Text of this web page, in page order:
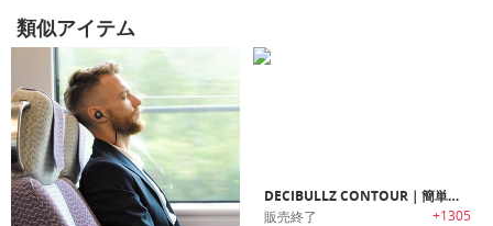
類似アイテム
DECIBULLZ CONTOUR｜簡単かつ手頃な価格のカスタム成形イヤホン
販売終了 +1305